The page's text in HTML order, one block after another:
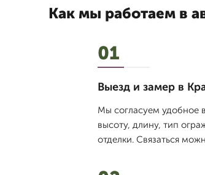
Как мы работаем в
01
Выезд и замер в
Мы согласуем удобное
высоту, длину, тип
отделки. Связаться